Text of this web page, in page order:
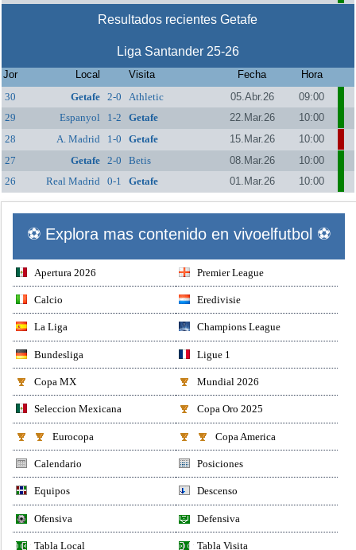
Resultados recientes Getafe
Liga Santander 25-26
Jor Local Visita Fecha
Hora
30
Getafe 2-0 Athletic 05.Abr.26
09:00
29
Espanyol 1-2 Getafe 22.Mar.26
10:00
28
A. Madrid 1-0 Getafe 15.Mar.26
10:00
27
Getafe 2-0 Betis 08.Mar.26
10:00
26
Real Madrid 0-1 Getafe 01.Mar.26 10:00
⚽ Explora mas contenido en vivoelfutbol ⚽
Apertura 2026 Premier League
Calcio Eredivisie
La Liga Champions League
Bundesliga Ligue 1
Copa MX Mundial 2026
Seleccion Mexicana Copa Oro 2025
Eurocopa Copa America
Calendario Posiciones
Equipos Descenso
Ofensiva Defensiva
Tabla Local Tabla Visita